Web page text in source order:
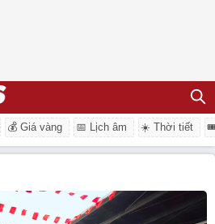
💰 Giá vàng 📅 Lịch âm ☀️ Thời tiết